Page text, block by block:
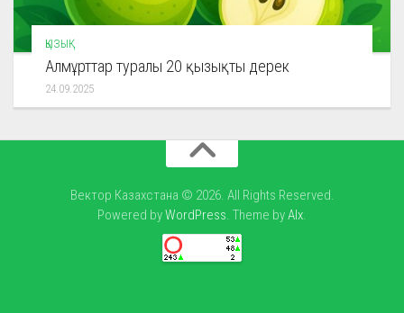
ҚЫЗЫҚ
Алмұрттар туралы 20 қызықты дерек
24.09.2025
Вектор Казахстана © 2026. All Rights Reserved.
Powered byWordPress. Theme byAlx.